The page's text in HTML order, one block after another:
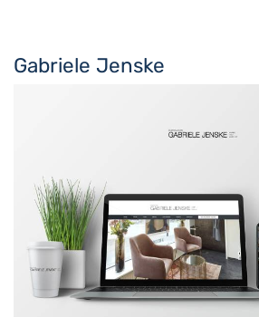
Gabriele Jenske